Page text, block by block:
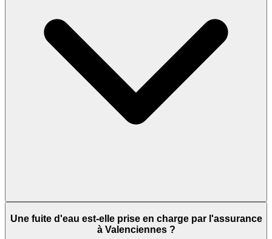
Une fuite d'eau est-elle prise en charge par l'assurance
à Valenciennes ?